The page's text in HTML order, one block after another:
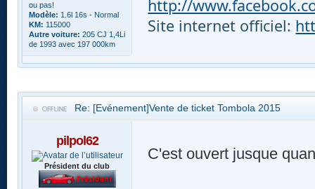
ou pas!
Modèle: 1.6l 16s - Normal
KM: 115000
Autre voiture: 205 CJ 1,4Li
de 1993 avec 197 000km
http://
Site internet officiel:
Re: [Evénement]Vente de ticket Tombola 2015
pilpol62
Président du club
C'est ouvert jusque